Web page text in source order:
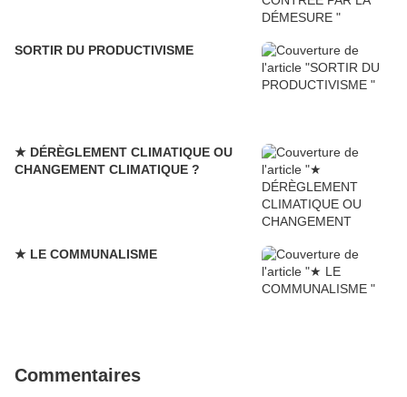
SORTIR DU PRODUCTIVISME
★ DÉRÈGLEMENT CLIMATIQUE OU
CHANGEMENT CLIMATIQUE ?
★ LE COMMUNALISME
Commentaires